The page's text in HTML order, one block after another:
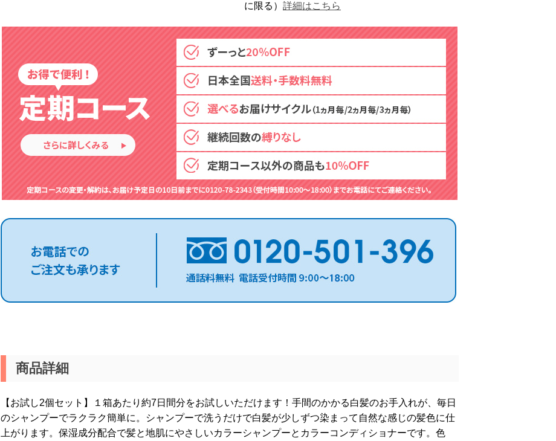
に限る） 詳細はこちら
商品詳細
【お試し2個セット】１箱あたり約7日間分をお試しいただけます！手間のかかる白髪のお手入れが、毎日
のシャンプーでラクラク簡単に。シャンプーで洗うだけで白髪が少しずつ染まって自然な感じの髪色に仕
上がります。保湿成分配合で髪と地肌にやさしいカラーシャンプーとカラーコンディショナーです。色